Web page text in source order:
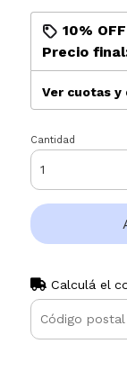
10% OFF
Precio
Ver cuotas y
Cantidad
Calculá el